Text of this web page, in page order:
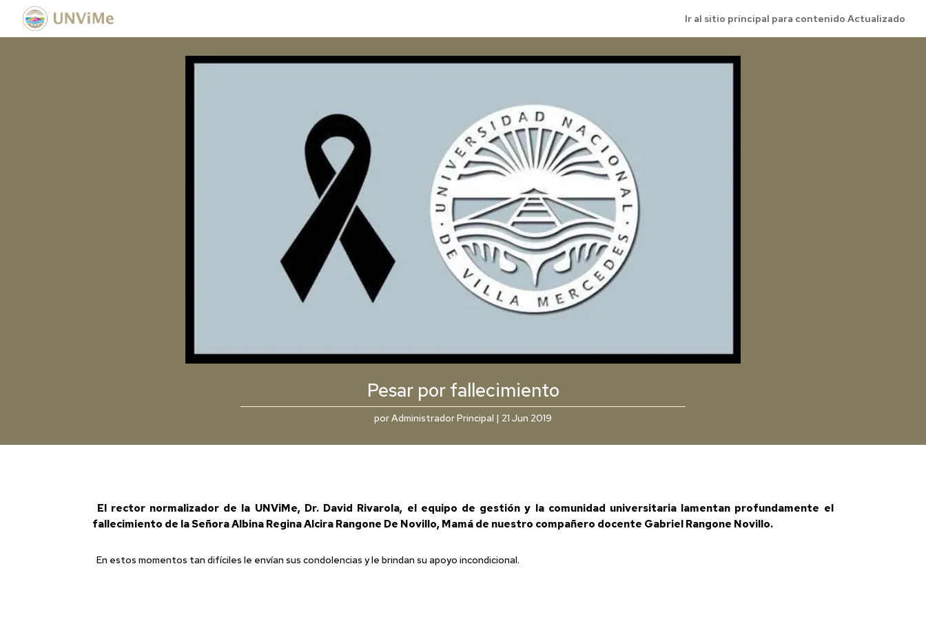
Ir al sitio principal para contenido Actualizado
Pesar por fallecimiento
porAdministrador Principal | 21 Jun 2019
El rector normalizador de la UNViMe, Dr. David Rivarola, el equipo de gestión y la comunidad universitaria lamentan profundamente el
fallecimiento de la Señora Albina Regina Alcira Rangone De Novillo, Mamá de nuestro compañero docente Gabriel Rangone Novillo.
En estos momentos tan difíciles le envían sus condolencias y le brindan su apoyo incondicional.